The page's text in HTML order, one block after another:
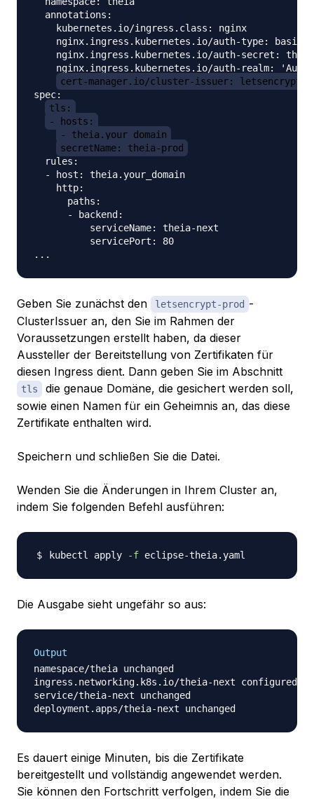
  annotations:
    kubernetes.io/ingress.class: nginx
    nginx.ingress.kubernetes.io/auth-type: basic
nginx.ingress.kubernetes.io/auth-secret:
nginx.ingress.kubernetes.io/auth-realm:
cert-manager.io/cluster-issuer: letsencrypt-
spec:
tls:
- hosts:
- theia.your_domain
secretName: theia-prod
  rules:
  - host: theia.your_domain
    http:
      paths:
      - backend:
          serviceName: theia-next
          servicePort: 80
Geben Sie zunächst den letsencrypt-prod -
ClusterIssuer an, den Sie im Rahmen der
Voraussetzungen erstellt haben, da dieser
Aussteller der Bereitstellung von Zertifikaten für
diesen Ingress dient. Dann geben Sie im Abschnitt
tls
die genaue Domäne, die gesichert werden soll,
sowie einen Namen für ein Geheimnis an, das diese
Zertifikate enthalten wird.
Speichern und schließen Sie die Datei.
Wenden Sie die Änderungen in Ihrem Cluster an,
indem Sie folgenden Befehl ausführen:
kubectl apply -f
Die Ausgabe sieht ungefähr so aus:
Output
namespace/theia unchanged
ingress.networking.k8s.io/theia-next configured
service/theia-next unchanged
Es dauert einige Minuten, bis die Zertifikate
bereitgestellt und vollständig angewendet werden.
Sie können den Fortschritt verfolgen, indem Sie die